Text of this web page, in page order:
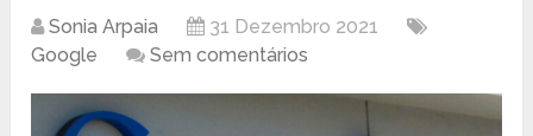
Sonia Arpaia
31 Dezembro 2021
Google
Sem comentários